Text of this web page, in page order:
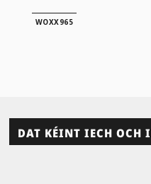
WOXX965
DAT KÉINT IECH OCH